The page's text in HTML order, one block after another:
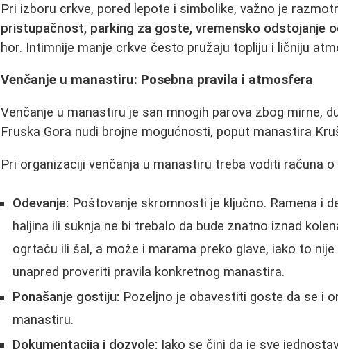
Pri izboru crkve, pored lepote i simbolike, važno je
pristupačnost, parking za goste, vremensko odstojanje
hor. Intimnije manje crkve često pružaju topliju i ličniju
Venčanje u manastiru: Posebna pravila i atmosfera
Venčanje u manastiru je san mnogih parova zbog mirne,
Fruska Gora nudi brojne mogućnosti, poput manastira
Pri organizaciji venčanja u manastiru treba voditi računa
Odevanje: Poštovanje skromnosti je ključno. Ramena i
haljina ili suknja ne bi trebalo da bude znatno iznad
ogrtaču ili šal, a može i marama preko glave, iako to
unapred proveriti pravila konkretnog manastira.
Ponašanje gostiju: Pozeljno je obavestiti goste da se i
manastiru.
Dokumentacija i dozvole: Iako se čini da je sve